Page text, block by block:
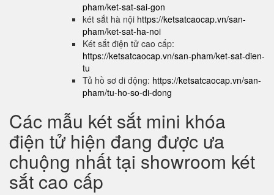
pham/ket-sat-sai-gon
két sắt hà nội https://ketsatcaocap.vn/san-
pham/ket-sat-ha-noi
Két sắt điện tử cao cấp:
https://ketsatcaocap.vn/san-pham/ket-sat-dien-
tu
Tủ hồ sơ di động: https://ketsatcaocap.vn/san-
pham/tu-ho-so-di-dong
Các mẫu két sắt mini khóa
điện tử hiện đang được ưa
chuộng nhất tại showroom két
sắt cao cấp